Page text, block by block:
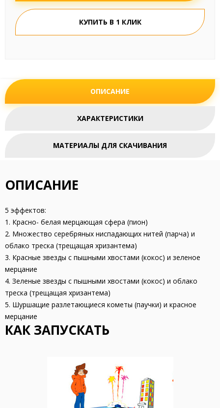
КУПИТЬ В 1 КЛИК
ОПИСАНИЕ
ХАРАКТЕРИСТИКИ
МАТЕРИАЛЫ ДЛЯ СКАЧИВАНИЯ
ОПИСАНИЕ
5 эффектов:
1. Красно- белая мерцающая сфера (пион)
2. Множество серебряных ниспадающих нитей (парча) и
облако треска (трещащая хризантема)
3. Красные звезды с пышными хвостами (кокос) и зеленое
мерцание
4. Зеленые звезды с пышными хвостами (кокос) и облако
треска (трещащая хризантема)
5. Шуршащие разлетающиеся кометы (паучки) и красное
мерцание
КАК ЗАПУСКАТЬ